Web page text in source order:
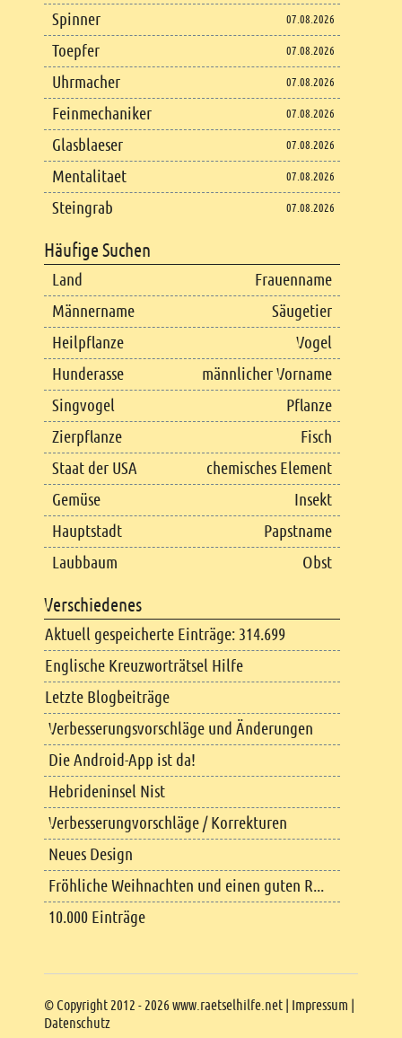
Copyright
© Copyright 2012 - 2026 www.raetselhilfe.net | Impressum |
Datenschutz
Spinner 07.08.2026
Toepfer 07.08.2026
Uhrmacher 07.08.2026
Feinmechaniker 07.08.2026
Glasblaeser 07.08.2026
Mentalitaet 07.08.2026
Steingrab 07.08.2026
Häufige Suchen
Land
Frauenname
Männername
Säugetier
Heilpflanze
Vogel
Hunderasse
männlicher Vorname
Singvogel
Pflanze
Zierpflanze
Fisch
Staat der USA
chemisches Element
Gemüse
Insekt
Hauptstadt
Papstname
Laubbaum
Obst
Verschiedenes
Aktuell gespeicherte Einträge: 314.699
Englische Kreuzworträtsel Hilfe
Letzte Blogbeiträge
Verbesserungsvorschläge und Änderungen
Die Android-App ist da!
Hebrideninsel Nist
Verbesserungvorschläge / Korrekturen
Neues Design
Fröhliche Weihnachten und einen guten R...
10.000 Einträge